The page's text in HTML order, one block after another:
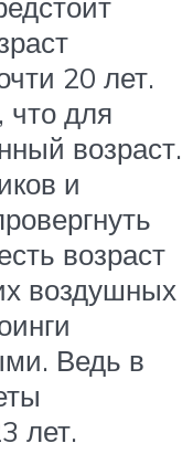
20 лет.
что для
возраст.
и
возраст
воздушных
Ведь в
лет.